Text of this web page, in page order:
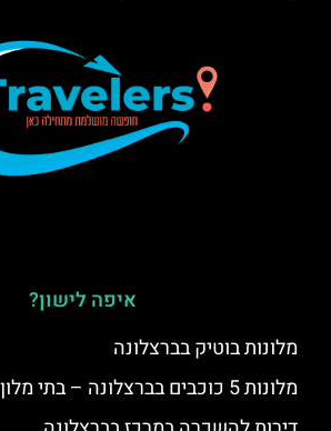
איפה לישון?
מלונות בוטיק בברצלונה
מלונות 5 כוכבים בברצלונה – בתי מלון יוקרתיים